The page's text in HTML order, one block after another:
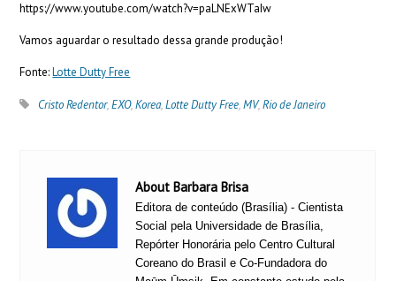
https://www.youtube.com/watch?v=paLNExWTaIw
Vamos aguardar o resultado dessa grande produção!
Fonte:Lotte Dutty Free
Cristo Redentor,EXO,Korea,Lotte Dutty Free,MV,Rio de Janeiro
About Barbara Brisa
Editora de conteúdo (Brasília) - Cientista
Social pela Universidade de Brasília,
Repórter Honorária pelo Centro Cultural
Coreano do Brasil e Co-Fundadora do